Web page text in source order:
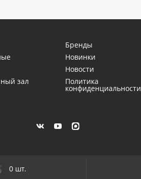
0 шт.
зал
Бренды
Новинки
Новости
Политика
конфиденциальности